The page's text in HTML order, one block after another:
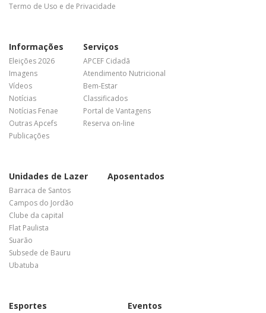
Termo de Uso e de Privacidade
Informações
Eleições 2026
Imagens
Vídeos
Notícias
Notícias Fenae
Outras Apcefs
Publicações
Serviços
APCEF Cidadã
Atendimento Nutricional
Bem-Estar
Classificados
Portal de Vantagens
Reserva on-line
Unidades de Lazer
Barraca de Santos
Campos do Jordão
Clube da capital
Flat Paulista
Suarão
Subsede de Bauru
Ubatuba
Aposentados
Esportes Eventos